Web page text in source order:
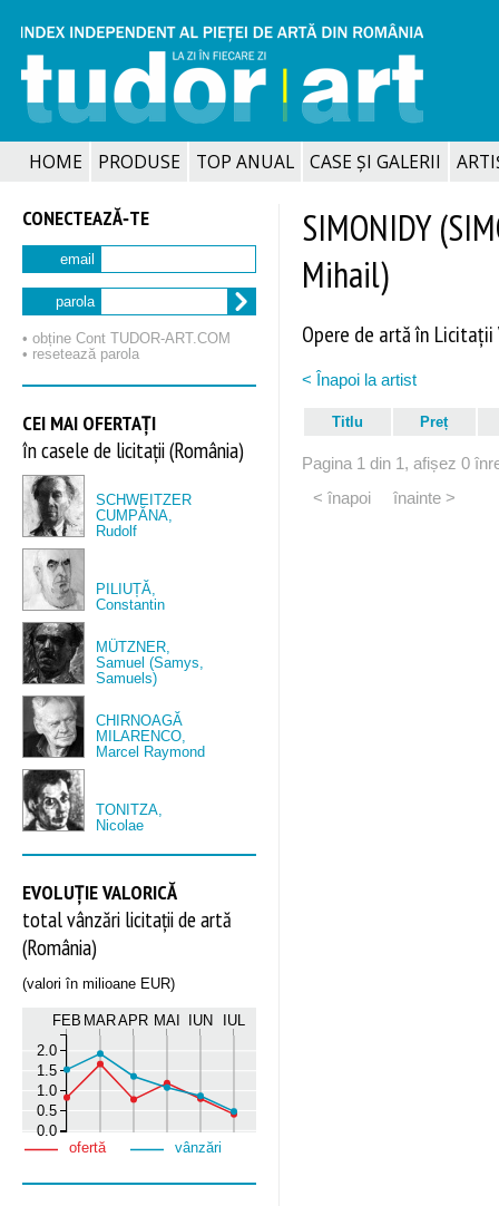
HOME PRODUSE TOP ANUAL CASE ȘI GALERII
CONECTEAZĂ‑TE
email
parola
• obține Cont TUDOR‑ART.COM
• resetează parola
CEI MAI OFERTAȚI
în casele de licitații (România)
SCHWEITZER
CUMPĂNA,
Rudolf
PILIUȚĂ,
Constantin
MÜTZNER,
Samuel (Samys,
Samuels)
CHIRNOAGĂ
MILARENCO,
Marcel Raymond
TONITZA,
Nicolae
EVOLUȚIE VALORICĂ
total vânzări licitații de artă
(România)
(valori în milioane EUR)
FEB MARAPR MAI IUN IUL
0.0
0.5
1.0
1.5
2.0
ofertă vânzări
SIMONIDY
Mihail)
Opere de artă în
< Înapoi la artist
Titlu Preț
Pagina 1 din 1, afișez 0
< înapoi
înainte >